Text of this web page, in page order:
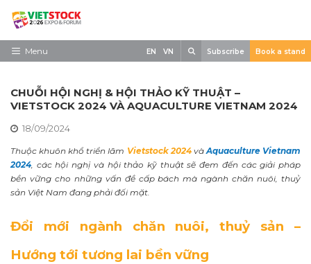
Skip
contentMenu
Về triển lãm
Trưng Bày
Tham Quan
Tin tức
EN VN Subscribe Book a stand
CHUỖI HỘI NGHỊ & HỘI THẢO KỸ THUẬT –
VIETSTOCK 2024 VÀ AQUACULTURE VIETNAM 2024
18/09/2024
Thuộc khuôn khổ triển lãm Vietstock 2024vàAquaculture Vietnam
2024, các hội nghị và hội thảo kỹ thuật sẽ đem đến các giải pháp
bền vững cho những vấn đề cấp bách mà ngành chăn nuôi, thuỷ
sản Việt Nam đang phải đối mặt.
Đổi mới ngành chăn nuôi, thuỷ sản –
Hướng tới tương lai bền vững